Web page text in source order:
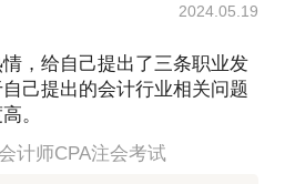
2024.05.19
，给自己提出了三条职业发
己提出的会计行业相关问题
。
计师CPA注会考试